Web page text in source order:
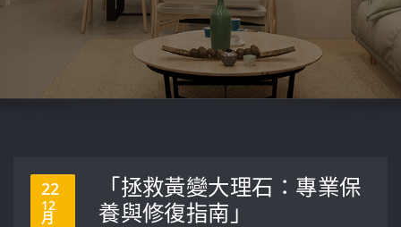
22
12
月
「拯救黃變大理石：專業保
養與修復指南」